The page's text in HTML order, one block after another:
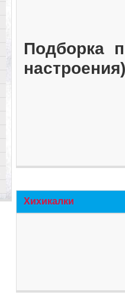
Подборка
Хихикалки